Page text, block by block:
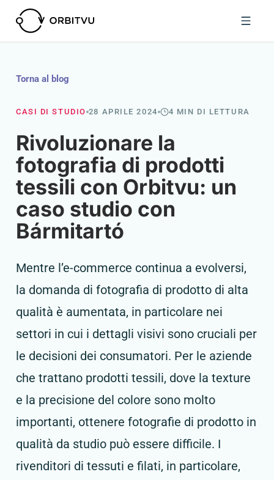
Torna al blog
CASI DI STUDIO 28 APRILE 2024 4 MIN DI LETTURA
Rivoluzionare la
fotografia di prodotti
tessili con Orbitvu: un
caso studio con
Bármitartó
Mentre l’e-commerce continua a evolversi,
la domanda di fotografia di prodotto di alta
qualità è aumentata, in particolare nei
settori in cui i dettagli visivi sono cruciali per
le decisioni dei consumatori. Per le aziende
che trattano prodotti tessili, dove la texture
e la precisione del colore sono molto
importanti, ottenere fotografie di prodotto in
qualità da studio può essere difficile. I
rivenditori di tessuti e filati, in particolare,